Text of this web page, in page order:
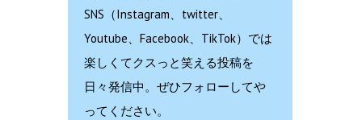
SNS（Instagram、twitter、
Youtube、Facebook、TikTok）では
楽しくてクスっと笑える投稿を
日々発信中。ぜひフォローしてや
ってください。